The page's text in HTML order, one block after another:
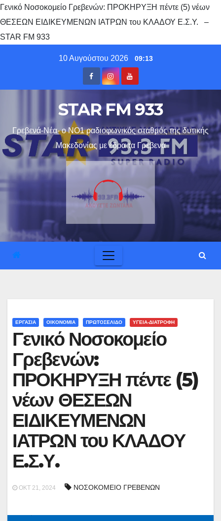
Γενικό Νοσοκομείο Γρεβενών: ΠΡΟΚΗΡΥΞΗ πέντε (5) νέων
ΘΕΣΕΩΝ ΕΙΔΙΚΕΥΜΕΝΩΝ ΙΑΤΡΩΝ του ΚΛΑΔΟΥ Ε.Σ.Υ. –
STAR FM 933
10 Αυγούστου 2026 09:13
STAR FM 933
Γρεβενά-Νέα- ο ΝΟ1 ραδιοφωνικός σταθμός της δυτικής
Μακεδονίας με έδρα τα Γρεβενα
ΕΡΓΑΣΙΑ ΟΙΚΟΝΟΜΙΑ ΠΡΩΤΟΣΕΛΙΔΟ ΥΓΕΙΑ-ΔΙΑΤΡΟΦΗ
Γενικό Νοσοκομείο
Γρεβενών:
ΠΡΟΚΗΡΥΞΗ πέντε (5)
νέων ΘΕΣΕΩΝ
ΕΙΔΙΚΕΥΜΕΝΩΝ
ΙΑΤΡΩΝ του ΚΛΑΔΟΥ
Ε.Σ.Υ.
ΟΚΤ 21, 2024 ΝΟΣΟΚΟΜΕΙΟ ΓΡΕΒΕΝΩΝ